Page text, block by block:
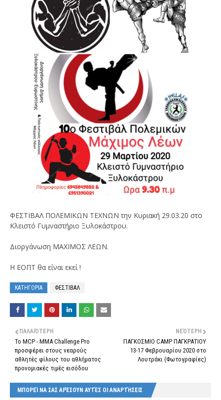
ΦΕΣΤΙΒΑΛ ΠΟΛΕΜΙΚΩΝ ΤΕΧΝΩΝ την Κυριακή 29.03.20 στο
Κλειστό Γυμναστήριο Ξυλοκάστρου.
Διοργάνωση ΜΑΧΙΜΟΣ ΛΕΩΝ.
Η ΕΟΠΤ θα είναι εκεί !
ΚΑΤΗΓΟΡΙΑ ΦΕΣΤΙΒΑΛ
ΝΕΌΤΕΡΗ
ΠΑΓΚΟΣΜΙΟ CAMP ΠΑΓΚΡΑΤΙΟΥ
13-17 Φεβρουαρίου 2020 στο
Λουτράκι (Φωτογραφίες)
ΠΑΛΑΙΌΤΕΡΗ
To MCP - MMA Challenge Pro
προσφέρει στους νεαρούς
αθλητές φίλους του αθλήματος
προνομιακές τιμές εισόδου
ΜΠΟΡΕΊ ΝΑ ΣΑΣ ΑΡΈΣΟΥΝ ΑΥΤΈΣ ΟΙ ΑΝΑΡΤΉΣΕΙΣ